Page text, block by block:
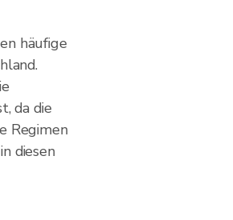
häufige
da die
Regimen
diesen